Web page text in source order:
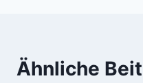
Ähnliche